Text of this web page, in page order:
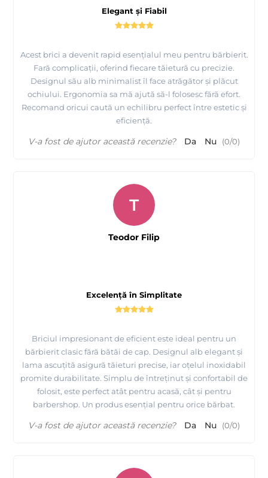
Elegant și Fiabil
Acest brici a devenit rapid esențialul meu pentru bărbierit.
Fară complicații, oferind fiecare tăietură cu precizie.
Designul său alb minimalist îl face atrăgător și plăcut
ochiului. Ergonomia sa mă ajută să-l folosesc fără efort.
Recomand oricui caută un echilibru perfect între estetic și
eficiență.
V-a fost de ajutor această recenzie? Da Nu (0/0)
Excelență în Simplitate
Briciul impresionant de eficient este ideal pentru un
bărbierit clasic fără bătăi de cap. Designul alb elegant și
lama ascuțită asigură tăieturi precise, iar oțelul inoxidabil
promite durabilitate. Simplu de întreținut și confortabil de
folosit, este perfect atât pentru acasă, cât și pentru
barbershop. Un produs esențial pentru orice bărbat.
T
Teodor Filip
V-a fost de ajutor această recenzie? Da Nu (0/0)